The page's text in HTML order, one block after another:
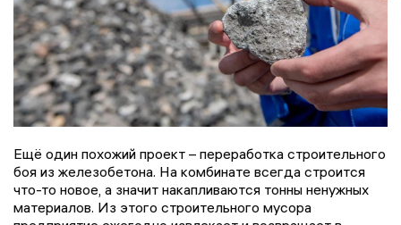
Ещё один похожий проект – переработка строительного
боя из железобетона. На комбинате всегда строится
что-то новое, а значит накапливаются тонны ненужных
материалов. Из этого строительного мусора